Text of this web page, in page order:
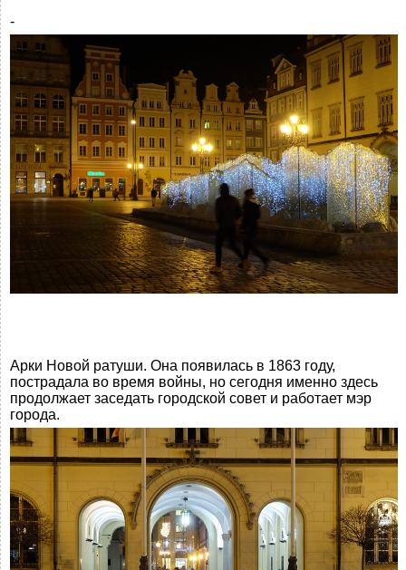
-
Арки Новой ратуши. Она появилась в 1863 году,
пострадала во время войны, но сегодня именно здесь
продолжает заседать городской совет и работает мэр
города.